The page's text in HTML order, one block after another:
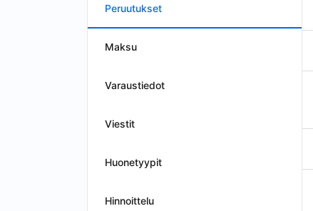
Peruutukset
Maksu
Varaustiedot
Viestit
Huonetyypit
Hinnoittelu